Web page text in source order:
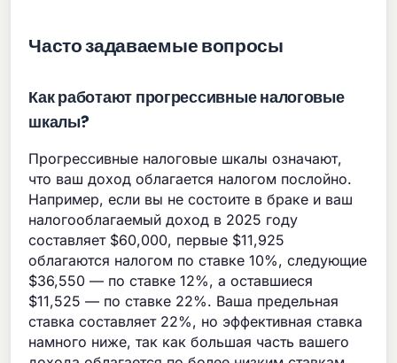
Часто задаваемые вопросы
Как работают прогрессивные налоговые
шкалы?
Прогрессивные налоговые шкалы означают,
что ваш доход облагается налогом послойно.
Например, если вы не состоите в браке и ваш
налогооблагаемый доход в 2025 году
составляет $60,000, первые $11,925
облагаются налогом по ставке 10%, следующие
$36,550 — по ставке 12%, а оставшиеся
$11,525 — по ставке 22%. Ваша предельная
ставка составляет 22%, но эффективная ставка
намного ниже, так как большая часть вашего